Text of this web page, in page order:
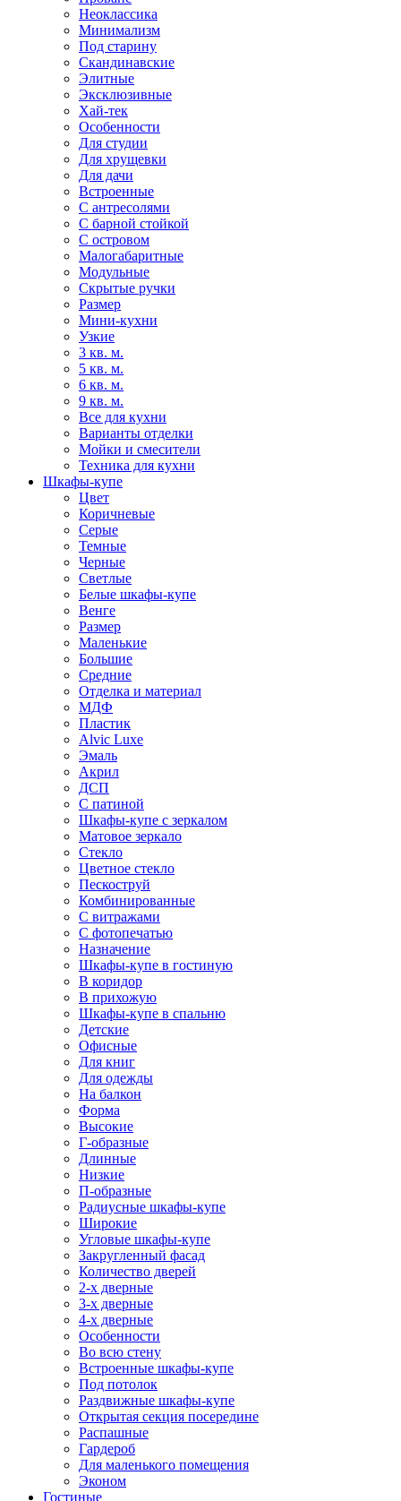
Неоклассика
Минимализм
Под старину
Скандинавские
Элитные
Эксклюзивные
Хай-тек
Особенности
Для студии
Для хрущевки
Для дачи
Встроенные
С антресолями
С барной стойкой
С островом
Малогабаритные
Модульные
Скрытые ручки
Размер
Мини-кухни
Узкие
3 кв. м.
5 кв. м.
6 кв. м.
9 кв. м.
Все для кухни
Варианты отделки
Мойки и смесители
Техника для кухни
Шкафы-купе
Цвет
Коричневые
Серые
Темные
Черные
Светлые
Белые шкафы-купе
Венге
Размер
Маленькие
Большие
Средние
Отделка и материал
МДФ
Пластик
Alvic Luxe
Эмаль
Акрил
ДСП
С патиной
Шкафы-купе с зеркалом
Матовое зеркало
Стекло
Цветное стекло
Пескоструй
Комбинированные
С витражами
С фотопечатью
Назначение
Шкафы-купе в гостиную
В коридор
В прихожую
Шкафы-купе в спальню
Детские
Офисные
Для книг
Для одежды
На балкон
Форма
Высокие
Г-образные
Длинные
Низкие
П-образные
Радиусные шкафы-купе
Широкие
Угловые шкафы-купе
Закругленный фасад
Количество дверей
2-х дверные
3-х дверные
4-х дверные
Особенности
Во всю стену
Встроенные шкафы-купе
Под потолок
Раздвижные шкафы-купе
Открытая секция посередине
Распашные
Гардероб
Для маленького помещения
Эконом
Гостиные